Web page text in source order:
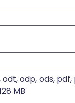
odp, ods,
MB